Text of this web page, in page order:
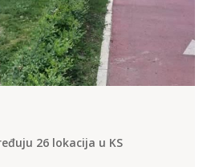
26 lokacija u KS